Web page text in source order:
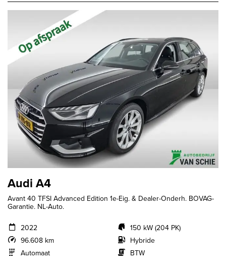
Audi A4
Avant 40 TFSI Advanced Edition 1e-Eig. & Dealer-Onderh. BOVAG-
Garantie. NL-Auto.
2022
96.608 km
Automaat
150 kW (204 PK)
Hybride
BTW